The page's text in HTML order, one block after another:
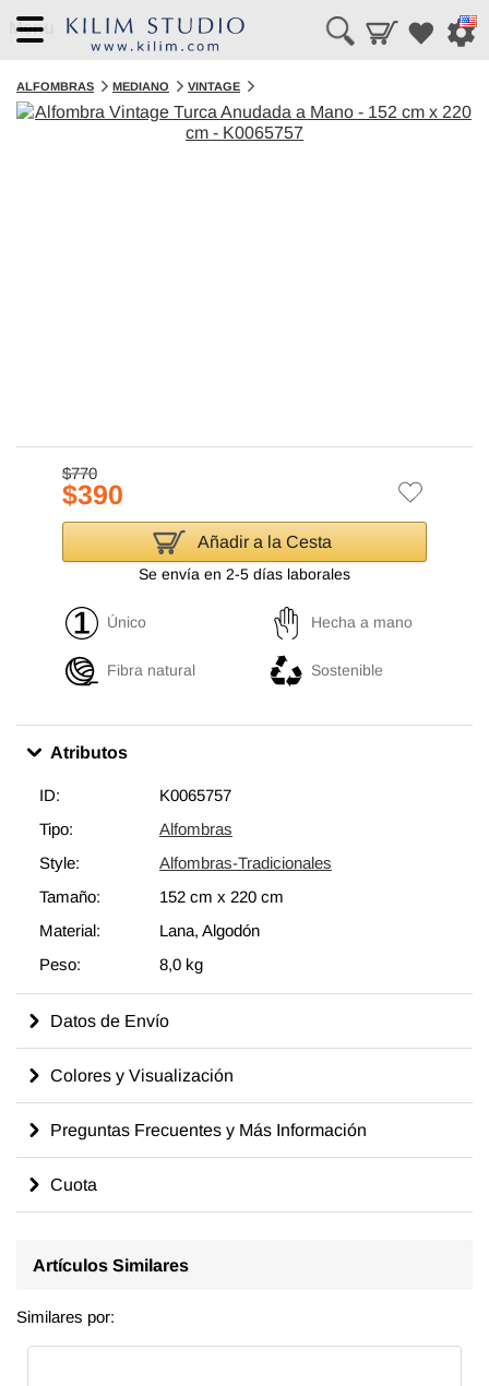
Menu
ALFOMBRAS MEDIANO VINTAGE
$770
$390
Añadir a la Cesta
Se envía en 2-5 días laborales
Único Hecha a mano
Fibra natural Sostenible
Atributos
ID:
K0065757
Tipo:
Alfombras
Style:
Alfombras-Tradicionales
Tamaño:
152 cm x 220 cm
Material:
Lana, Algodón
Peso:
8,0 kg
Datos de Envío
Colores y Visualización
Preguntas Frecuentes y Más Información
Cuota
Artículos Similares
Similares por: